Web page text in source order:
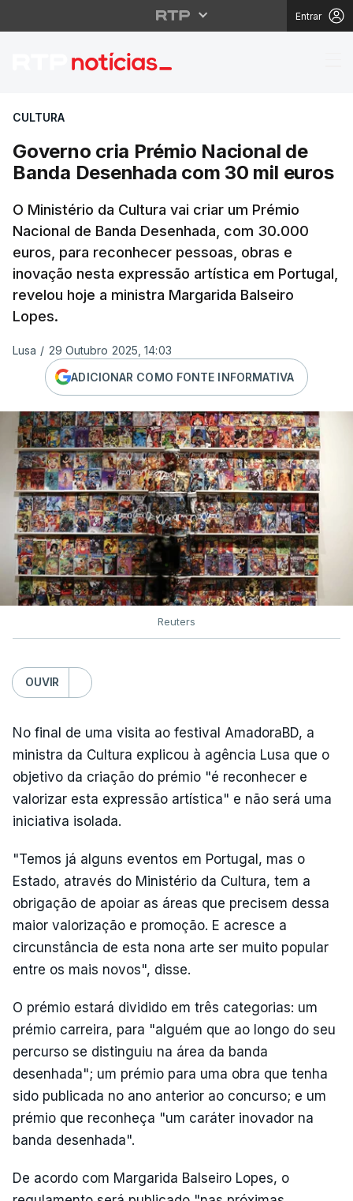
Entrar
Governo cria Prémio
CULTURA
Governo cria Prémio Nacional de
Banda Desenhada com 30 mil euros
O Ministério da Cultura vai criar um Prémio
Nacional de Banda Desenhada, com 30.000
euros, para reconhecer pessoas, obras e
inovação nesta expressão artística em Portugal,
revelou hoje a ministra Margarida Balseiro
Lopes.
Lusa / 29 Outubro 2025, 14:03
ADICIONAR COMO FONTE INFORMATIVA
Reuters
OUVIR
No final de uma visita ao festival AmadoraBD, a
ministra da Cultura explicou à agência Lusa que o
objetivo da criação do prémio "é reconhecer e
valorizar esta expressão artística" e não será uma
iniciativa isolada.
"Temos já alguns eventos em Portugal, mas o
Estado, através do Ministério da Cultura, tem a
obrigação de apoiar as áreas que precisem dessa
maior valorização e promoção. E acresce a
circunstância de esta nona arte ser muito popular
entre os mais novos", disse.
O prémio estará dividido em três categorias: um
prémio carreira, para "alguém que ao longo do seu
percurso se distinguiu na área da banda
desenhada"; um prémio para uma obra que tenha
sido publicada no ano anterior ao concurso; e um
prémio que reconheça "um caráter inovador na
banda desenhada".
De acordo com Margarida Balseiro Lopes, o